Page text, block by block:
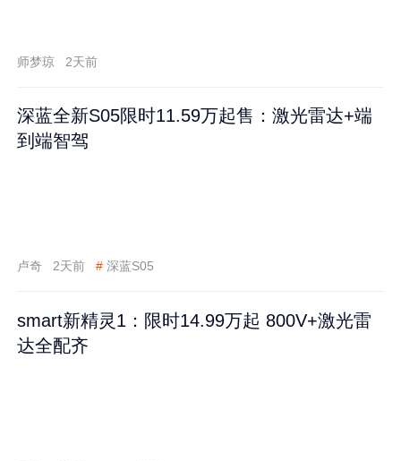
师梦琼 2天前
深蓝全新S05限时11.59万起售：激光雷达+端
到端智驾
卢奇 2天前 # 深蓝S05
smart新精灵1：限时14.99万起 800V+激光雷
达全配齐